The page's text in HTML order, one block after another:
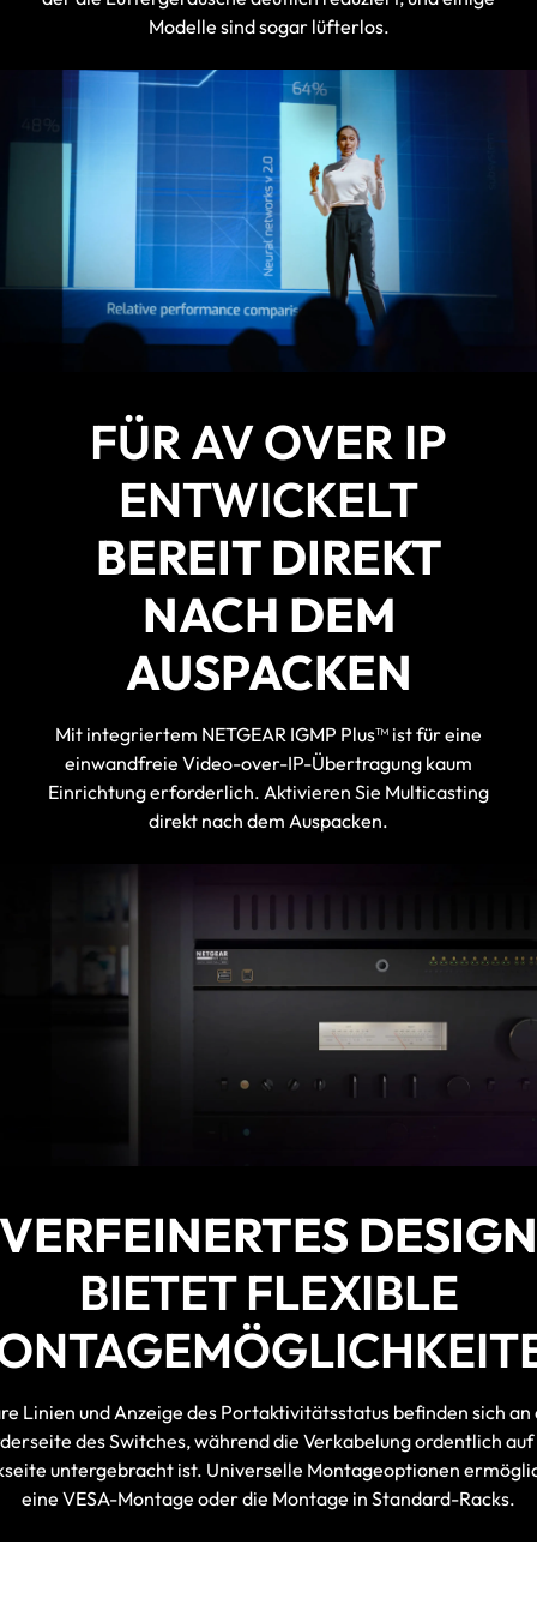
Modelle sind sogar lüfterlos.
FÜR AV OVER IP
ENTWICKELT
BEREIT DIREKT
NACH DEM
AUSPACKEN
Mit integriertem NETGEAR IGMP Plus™ ist für eine
einwandfreie Video-over-IP-Übertragung kaum
Einrichtung erforderlich. Aktivieren Sie Multicasting
direkt nach dem Auspacken.
VERFEINERTES DESIGN
BIETET FLEXIBLE
Linien und Anzeige des Portaktivitätsstatus befinden sich an
des Switches, während die Verkabelung ordentlich
untergebracht ist. Universelle Montageoptionen
eine VESA-Montage oder die Montage in Standard-Racks.